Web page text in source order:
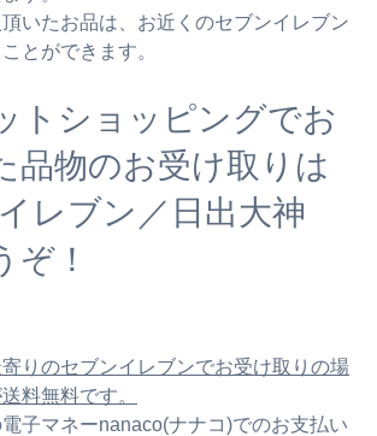
いたお品は、お近くのセブンイレブン
とができます。
トショッピングでお
品物のお受け取りは
イレブン／日出大神
ぞ！
りのセブンイレブンでお受け取りの場
料無料です。
子マネーnanaco(ナナコ)でのお支払い